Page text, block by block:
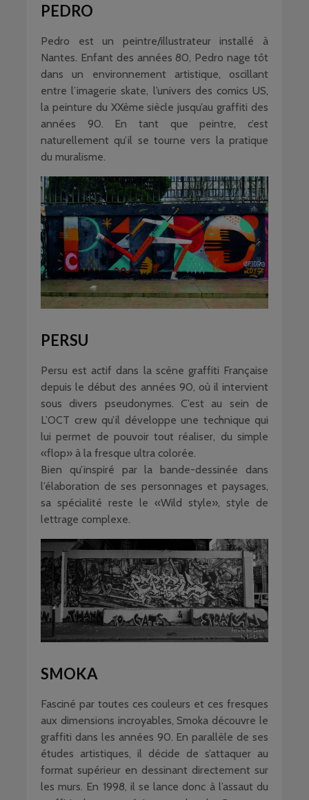
PEDRO
Pedro est un peintre/illustrateur installé à
Nantes. Enfant des années 80, Pedro nage tôt
dans un environnement artistique, oscillant
entre l’imagerie skate, l’univers des comics US,
la peinture du XXème siècle jusqu’au graffiti des
années 90. En tant que peintre, c’est
naturellement qu’il se tourne vers la pratique
du muralisme.
PERSU
Persu est actif dans la scène graffiti Française
depuis le début des années 90, où il intervient
sous divers pseudonymes. C’est au sein de
L’OCT crew qu’il développe une technique qui
lui permet de pouvoir tout réaliser, du simple
«flop» à la fresque ultra colorée.
Bien qu’inspiré par la bande-dessinée dans
l’élaboration de ses personnages et paysages,
sa spécialité reste le «Wild style», style de
lettrage complexe.
SMOKA
Fasciné par toutes ces couleurs et ces fresques
aux dimensions incroyables, Smoka découvre le
graffiti dans les années 90. En parallèle de ses
études artistiques, il décide de s’attaquer au
format supérieur en dessinant directement sur
les murs. En 1998, il se lance donc à l’assaut du